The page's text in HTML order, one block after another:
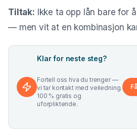
Tiltak: Ikke ta opp lån bare for
— men vit at en kombinasjon
Klar for neste steg?
Fortell oss hva du trenger —
vi tar kontakt med veiledning.
100 % gratis og
uforpliktende.